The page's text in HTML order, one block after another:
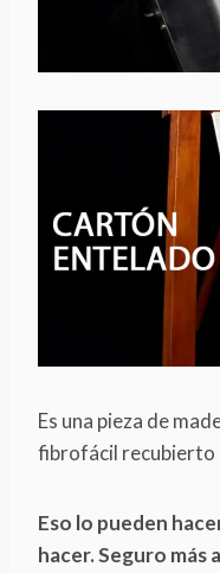
Es una pieza de
fibrofácil recubierto
Eso lo pueden
hacer. Seguro más